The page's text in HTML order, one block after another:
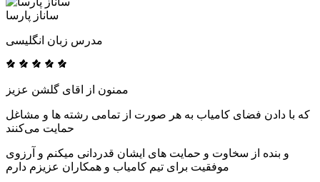
ساناز پارسا
مدرس زبان انگلیسی
که با دادن فضای کامیاب به هر صورت از تمامی رشته ها و مشاغل
حمایت می‌کنند
و بنده از سخاوت و حمایت های ایشان قدردانی میکنم و آرزوی
موفقیت برای تیم کامیاب و همکاران عزیزم دارم